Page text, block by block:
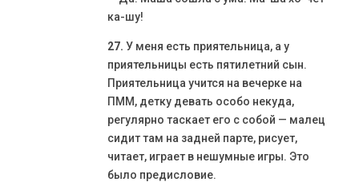
ка-шу!
27. У меня есть приятельница, а у
приятельницы есть пятилетний сын.
Приятельница учится на вечерке на
ПММ, детку девать особо некуда,
регулярно таскает его с собой — малец
сидит там на задней парте, рисует,
читает, играет в нешумные игры. Это
было предисловие.